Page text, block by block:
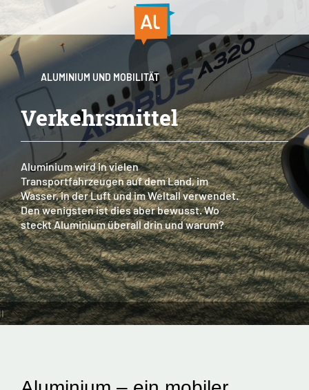
ALUMINIUM UND MOBILITÄT
Verkehrsmittel
Aluminium wird in vielen
Transportfahrzeugen auf dem Land, im
Wasser, in der Luft und im Weltall verwendet.
Den wenigsten ist dies aber bewusst. Wo
steckt Aluminium überall drin und warum?